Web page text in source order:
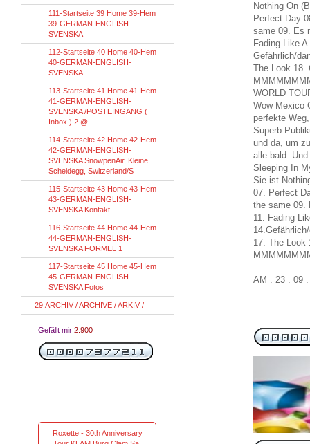
Nothing On
Perfect Day
same 09. Es
Fading Like
Gefährlich/
The Look 18.
WORLD
Wow Mexico
perfekte
Superb
und da, um
alle bald.
Sleeping In
Sie ist
07. Perfect
the same 09.
11. Fading
17. The Look
AM . 23 . 09
111-Startseite 39 Home 39-Hem
39-GERMAN-ENGLISH-
SVENSKA
112-Startseite 40 Home 40-Hem
40-GERMAN-ENGLISH-
SVENSKA
113-Startseite 41 Home 41-Hem
41-GERMAN-ENGLISH-
SVENSKA /POSTEINGANG (
Inbox ) 2 @
114-Startseite 42 Home 42-Hem
42-GERMAN-ENGLISH-
SVENSKA SnowpenAir, Kleine
Scheidegg, Switzerland/S
115-Startseite 43 Home 43-Hem
43-GERMAN-ENGLISH-
SVENSKA Kontakt
116-Startseite 44 Home 44-Hem
44-GERMAN-ENGLISH-
SVENSKA FORMEL 1
117-Startseite 45 Home 45-Hem
45-GERMAN-ENGLISH-
SVENSKA Fotos
29.ARCHIV / ARCHIVE / ARKIV /
Gefällt mir 2.900
Roxette - 30th Anniversary